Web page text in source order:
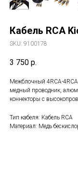
Кабель RCA
SKU: 9100178
3 750 р.
Межблочный 4RCA-4RCA
медный проводник,
коннекторы с
Тип кабеля: Кабель RCA
Материал: Медь